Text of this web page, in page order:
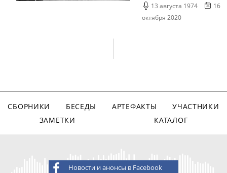
13 августа 1974
16
октября 2020
СБОРНИКИ БЕСЕДЫ АРТЕФАКТЫ
УЧАСТНИКИ
ЗАМЕТКИ
КАТАЛОГ
Новости и анонсы в Facebook